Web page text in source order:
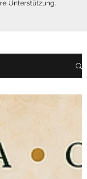
Unterstützung.